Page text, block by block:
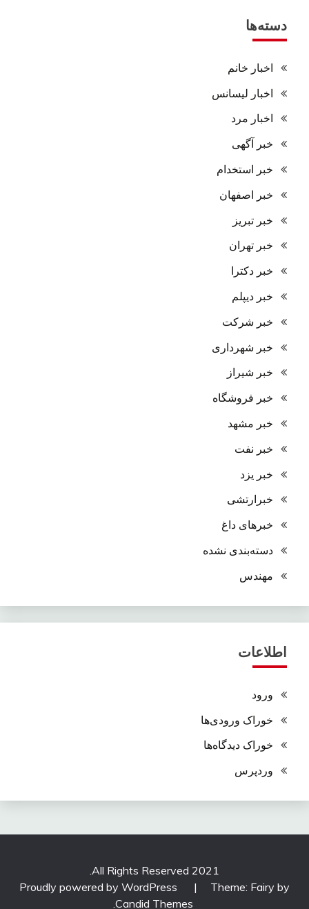
دسته‌ها
اخبار خانم
اخبار لیسانس
اخبار مرد
خبر آگهی
خبر استخدام
خبر اصفهان
خبر تبریز
خبر تهران
خبر دکترا
خبر دیپلم
خبر شرکت
خبر شهرداری
خبر شیراز
خبر فروشگاه
خبر مشهد
خبر نفت
خبر یزد
خبرارتشی
خبرهای داغ
دسته‌بندی نشده
مهندس
اطلاعات
ورود
خوراک ورودی‌ها
خوراک دیدگاه‌ها
وردپرس
All Rights Reserved 2021.
Proudly powered by WordPress
|
Theme: Fairy by
Candid Themes
.